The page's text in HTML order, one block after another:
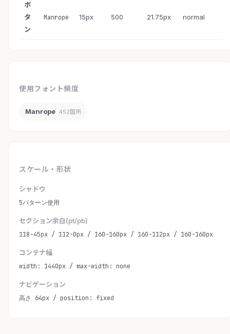
ボ
タ
ン
Manrope 15px 500 21.75px normal
使用フォント頻度
Manrope 452箇所
スケール・形状
シャドウ
5パターン使用
セクション余白(pt/pb)
118-45px / 112-0px / 160-160px / 160-112px / 160-160px
コンテナ幅
width: 1440px / max-width: none
ナビゲーション
高さ 64px / position: fixed